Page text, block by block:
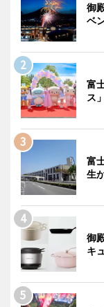
御
ベ
富
ス
富
生
御
キ